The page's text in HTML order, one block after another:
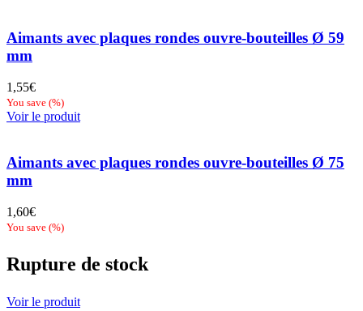
Aimants avec plaques rondes ouvre-bouteilles Ø 59
mm
1,55€
You save (%)
Voir le produit
Aimants avec plaques rondes ouvre-bouteilles Ø 75
mm
1,60€
You save (%)
Rupture de stock
Voir le produit